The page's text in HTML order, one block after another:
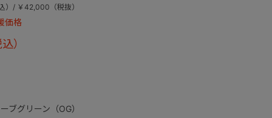
価格
）/ ￥42,000（税抜）
ブグリーン（OG）